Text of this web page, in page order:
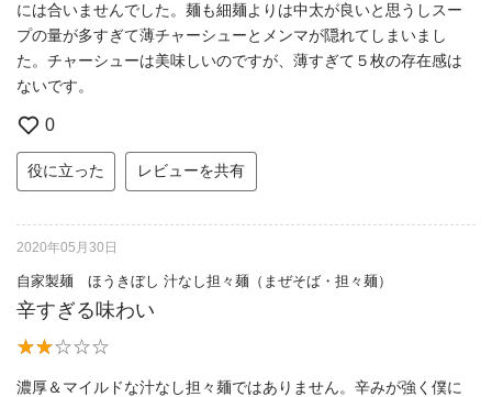
には合いませんでした。麺も細麺よりは中太が良いと思うしスー
プの量が多すぎて薄チャーシューとメンマが隠れてしまいまし
た。チャーシューは美味しいのですが、薄すぎて５枚の存在感は
ないです。
0
役に立った レビューを共有
2020年05月30日
自家製麺 ほうきぼし 汁なし担々麺（まぜそば・担々麺）
辛すぎる味わい
濃厚＆マイルドな汁なし担々麺ではありません。辛みが強く僕に